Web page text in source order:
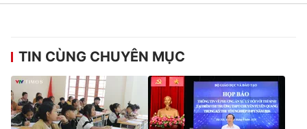
TIN CÙNG CHUYÊN MỤC